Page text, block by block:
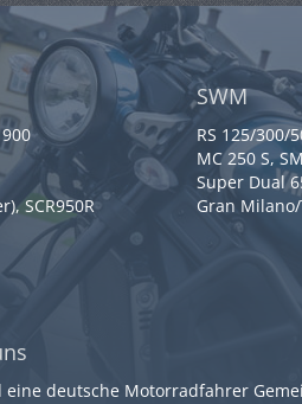
SCR950R
SWM
RS 125/300/
MC 250 S,
Super Dual
Gran
eine deutsche Motorradfahrer